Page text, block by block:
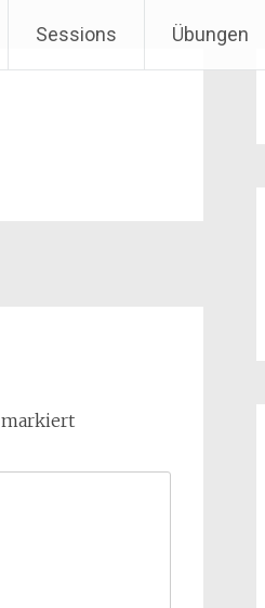
Sessions Übungen
markiert